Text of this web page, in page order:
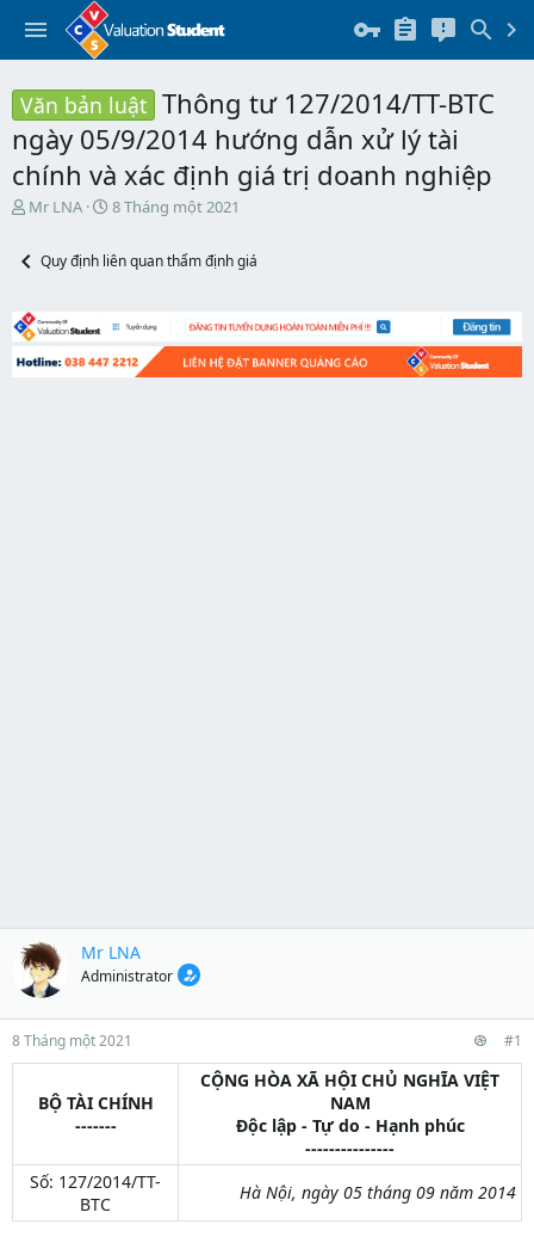
Văn bản luật Thông tư 127/2014/TT-BTC
ngày 05/9/2014 hướng dẫn xử lý tài
chính và xác định giá trị doanh nghiệp
T
e
d
s
t
Mr LNA
N
y
t
đ
8 Tháng một 2021
Quy định liên quan thẩm định giá
Mr LNA
Administrator
8 Tháng một 2021 #1
BỘ TÀI CHÍNH
-------
CỘNG HÒA XÃ HỘI CHỦ NGHĨA VIỆT
NAM
Độc lập - Tự do - Hạnh phúc
---------------
Số: 127/2014/TT-
BTC​
Hà Nội, ngày 05 tháng 09 năm 2014